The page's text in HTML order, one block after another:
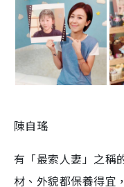
陳自瑤
有「最索人妻」之稱
材、外貌都保養得宜